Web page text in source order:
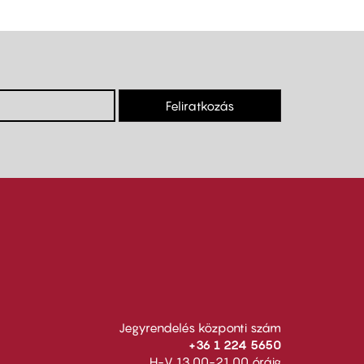
Feliratkozás
Jegyrendelés központi szám
+36 1 224 5650